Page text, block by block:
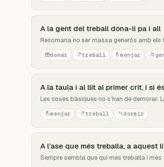
A la gent del treball dóna-li pa i all
Recomana no ser massa generós amb
donar treball menjar
A la taula i al llit al primer crit, i si
Les coses bàsiques no s’han de demorar.
menjar treball dormir
A l’ase que més treballa, a aquest
Sempre sembla que qui més treballa i